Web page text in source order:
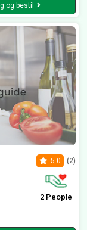
og bestil
5.0 (2)
2 People